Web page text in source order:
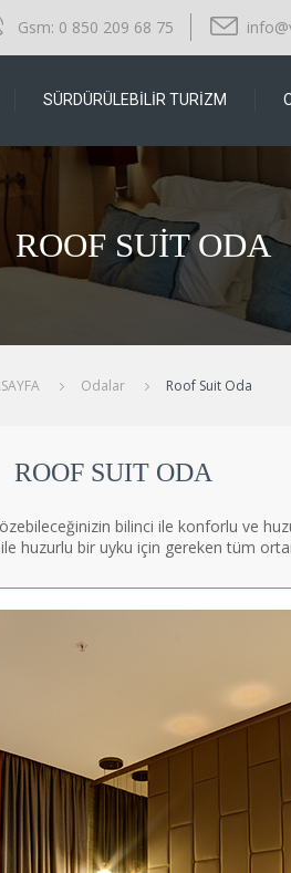
Gsm: 0 850 209 68 75
SÜRDÜRÜLEBILIR TURIZM
ROOF SUIT ODA
Odalar Roof Suit Oda
ROOF SUIT ODA
bilinci ile konforlu ve
huzurlu bir uyku için gereken tüm